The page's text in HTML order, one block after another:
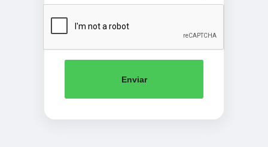
Enviar